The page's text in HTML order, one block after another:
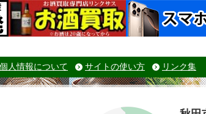
個人情報について サイトの使い方 リンク集